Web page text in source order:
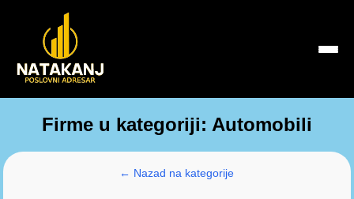
Firme u kategoriji: Automobili
← Nazad na kategorije